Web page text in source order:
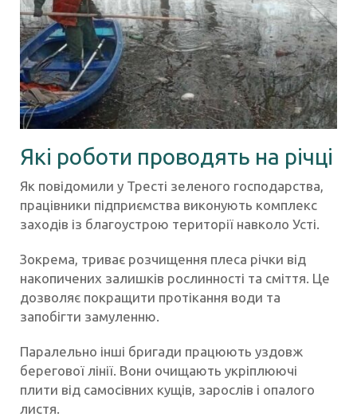
Які роботи проводять на річці
Як повідомили у Тресті зеленого господарства,
працівники підприємства виконують комплекс
заходів із благоустрою території навколо Усті.
Зокрема, триває розчищення плеса річки від
накопичених залишків рослинності та сміття. Це
дозволяє покращити протікання води та
запобігти замуленню.
Паралельно інші бригади працюють уздовж
берегової лінії. Вони очищають укріплюючі
плити від самосівних кущів, зарослів і опалого
листя.